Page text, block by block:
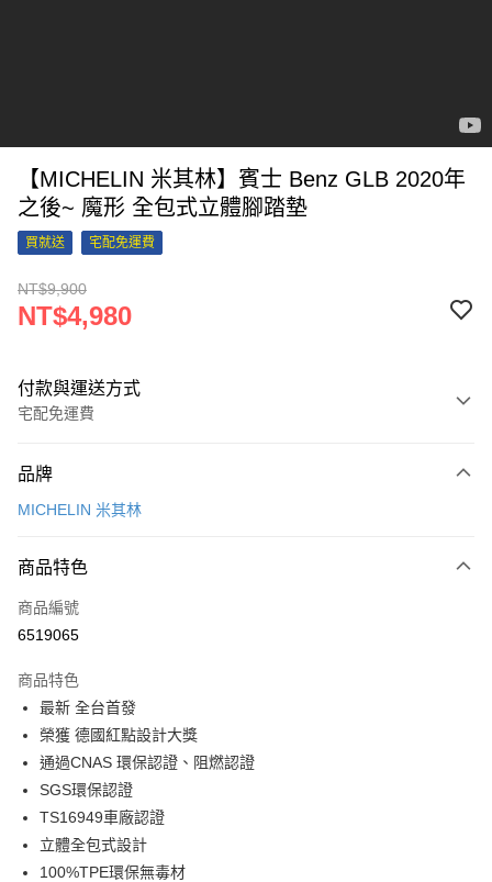
【MICHELIN 米其林】賓士 Benz GLB 2020年
之後~ 魔形 全包式立體腳踏墊
買就送 宅配免運費
NT$9,900
NT$4,980
付款與運送方式
宅配免運費
信用卡一次付款
3 期 0 利率 每期
合作金庫商業銀行
上海商業儲蓄銀行
臺灣中小企業銀行
匯豐（台灣）商業銀行
聯邦商業銀行
元大商業銀行
玉山商業銀行
台灣樂天信用卡公司
LINE Pay
Apple Pay
街口支付
悠遊付
Google Pay
ATM付款
品牌
MICHELIN 米其林
商品特色
商品編號
6519065
商品特色
最新 全台首發
榮獲 德國紅點設計大獎
通過CNAS 環保認證、阻燃認證
SGS環保認證
TS16949車廠認證
立體全包式設計
100%TPE環保無毒材